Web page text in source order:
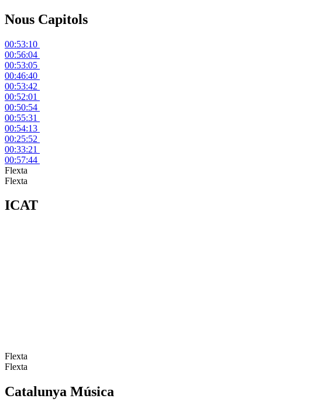
Nous Capitols
00:53:10
00:56:04
00:53:05
00:46:40
00:53:42
00:52:01
00:50:54
00:55:31
00:54:13
00:25:52
00:33:21
00:57:44
Flexta
Flexta
ICAT
Flexta
Flexta
Catalunya Música